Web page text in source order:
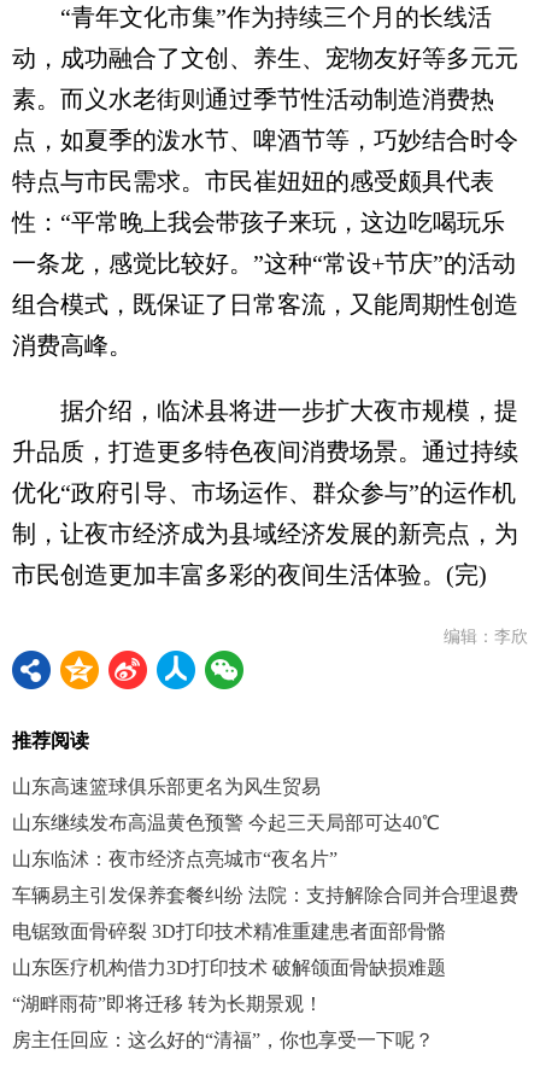
“青年文化市集”作为持续三个月的长线活
动，成功融合了文创、养生、宠物友好等多元元
素。而义水老街则通过季节性活动制造消费热
点，如夏季的泼水节、啤酒节等，巧妙结合时令
特点与市民需求。市民崔妞妞的感受颇具代表
性：“平常晚上我会带孩子来玩，这边吃喝玩乐
一条龙，感觉比较好。”这种“常设+节庆”的活动
组合模式，既保证了日常客流，又能周期性创造
消费高峰。
据介绍，临沭县将进一步扩大夜市规模，提
升品质，打造更多特色夜间消费场景。通过持续
优化“政府引导、市场运作、群众参与”的运作机
制，让夜市经济成为县域经济发展的新亮点，为
市民创造更加丰富多彩的夜间生活体验。(完)
编辑：李欣
推荐阅读
山东高速篮球俱乐部更名为风生贸易
山东继续发布高温黄色预警 今起三天局部可达40℃
山东临沭：夜市经济点亮城市“夜名片”
车辆易主引发保养套餐纠纷 法院：支持解除合同并合理退费
电锯致面骨碎裂 3D打印技术精准重建患者面部骨骼
山东医疗机构借力3D打印技术 破解颌面骨缺损难题
“湖畔雨荷”即将迁移 转为长期景观！
房主任回应：这么好的“清福”，你也享受一下呢？